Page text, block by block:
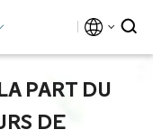
PART DU
DE